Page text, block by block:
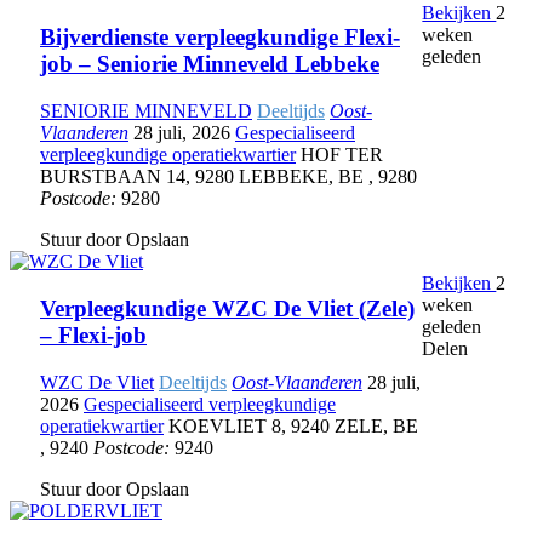
Bijverdienste verpleegkundige Flexi-
job – Seniorie Minneveld Lebbeke
SENIORIE MINNEVELD Deeltijds Oost-
Vlaanderen 28 juli, 2026 Gespecialiseerd
verpleegkundige operatiekwartier HOF TER
BURSTBAAN 14, 9280 LEBBEKE, BE , 9280
Postcode: 9280
Stuur door Opslaan
Bekijken 2
weken
geleden
Verpleegkundige WZC De Vliet (Zele)
– Flexi-job
WZC De Vliet Deeltijds Oost-Vlaanderen 28 juli,
2026 Gespecialiseerd verpleegkundige
operatiekwartier KOEVLIET 8, 9240 ZELE, BE
, 9240 Postcode: 9240
Stuur door Opslaan
Bekijken 2
weken
geleden
Delen